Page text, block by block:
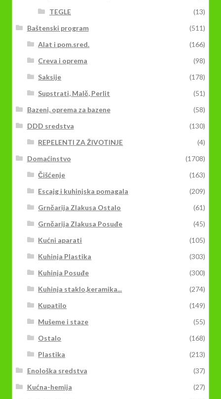
TEGLE
(13)
Baštenski program
(511)
Alat i pom.sred.
(166)
Creva i oprema
(98)
Saksije
(178)
Supstrati, Malč, Perlit
(51)
Bazeni, oprema za bazene
(58)
DDD sredstva
(130)
REPELENTI ZA ŽIVOTINJE
(4)
Domaćinstvo
(1708)
Čišćenje
(163)
Escajg i kuhinjska pomagala
(209)
Grnčarija Zlakusa Ostalo
(61)
Grnčarija Zlakusa Posuđe
(45)
Kućni aparati
(105)
Kuhinja Plastika
(303)
Kuhinja Posuđe
(300)
Kuhinja staklo,keramika...
(274)
Kupatilo
(149)
Mušeme i staze
(55)
Ostalo
(168)
Plastika
(213)
Enološka sredstva
(37)
Kućna-hemija
(27)